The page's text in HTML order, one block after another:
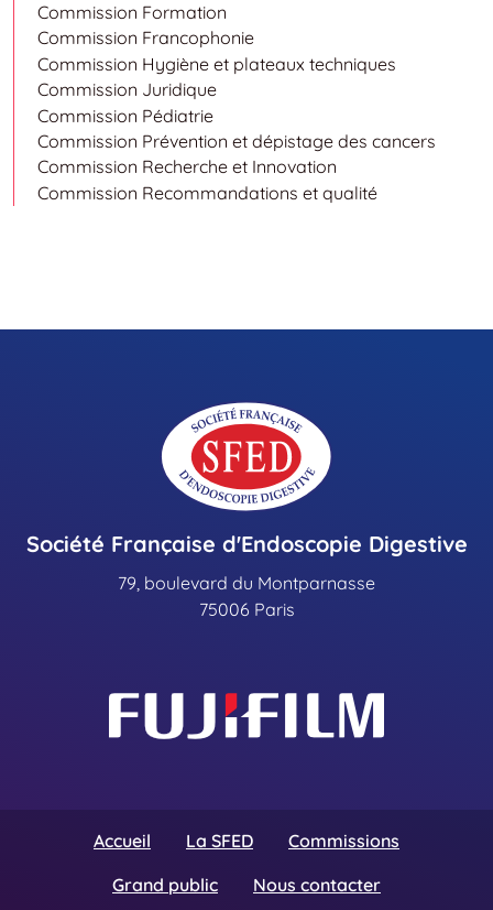
Commission Formation
Commission Francophonie
Commission Hygiène et plateaux techniques
Commission Juridique
Commission Pédiatrie
Commission Prévention et dépistage des cancers
Commission Recherche et Innovation
Commission Recommandations et qualité
Société Française d'Endoscopie Digestive
79, boulevard du Montparnasse
75006 Paris
Accueil La SFED
Commissions
Grand public
Nous contacter